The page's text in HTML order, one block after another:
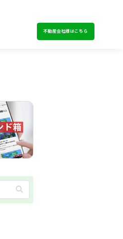
不動産会社様はこちら
ド箱